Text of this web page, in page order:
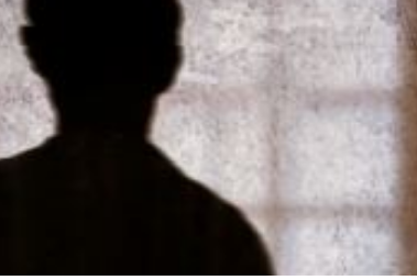
Geschiedenis
Ontwikkeling kind
Zelfvertrouwen & weerbaarheid